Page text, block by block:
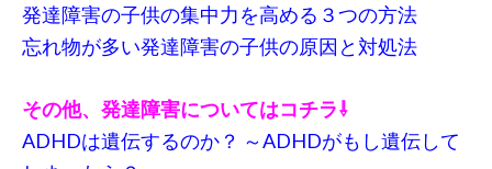
発達障害の子供の集中力を高める３つの方法
忘れ物が多い発達障害の子供の原因と対処法
その他、発達障害についてはコチラ⇩
ADHDは遺伝するのか？ ～ADHDがもし遺伝して